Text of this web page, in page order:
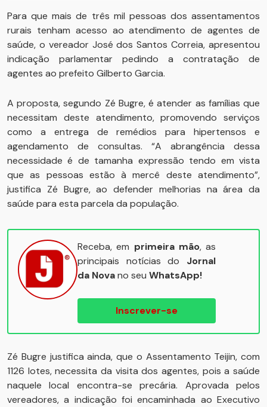
Para que mais de três mil pessoas dos assentamentos
rurais tenham acesso ao atendimento de agentes de
saúde, o vereador José dos Santos Correia, apresentou
indicação parlamentar pedindo a contratação de
agentes ao prefeito Gilberto Garcia.
A proposta, segundo Zé Bugre, é atender as famílias que
necessitam deste atendimento, promovendo serviços
como a entrega de remédios para hipertensos e
agendamento de consultas. “A abrangência dessa
necessidade é de tamanha expressão tendo em vista
que as pessoas estão à mercê deste atendimento”,
justifica Zé Bugre, ao defender melhorias na área da
saúde para esta parcela da população.
Receba, em primeira mão, as
principais notícias do Jornal
da Novano seu WhatsApp!
Inscrever-se
Zé Bugre justifica ainda, que o Assentamento Teijin, com
1126 lotes, necessita da visita dos agentes, pois a saúde
naquele local encontra-se precária. Aprovada pelos
vereadores, a indicação foi encaminhada ao Executivo